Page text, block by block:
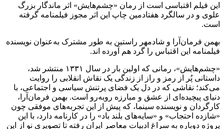
این فیلم اقتباسی است از رمان «چشم‌هایش» اثر ماندگار بزرگ
علوی و در سالگرد هفتادمین چاپ این اثر مجوز فیلمنامه گرفته
است.
بهمن فرمان‌آرا و شادمهر راستین به طور مشترک به‌عنوان نویسنده
فیلمنامه این اقتباس را گرد هم آورده اند.
«چشم‌هایش»، رمانی که اولین بار در سال ۱۳۳۱ منتشر شد،
داستانی پُر از رمز و راز از زندگی یک نقاش انقلابی را روایت
می‌کند؛ نقاشی که در دل یک فضای پرتنش سیاسی و اجتماعی، با
دنیای پیچیده‌ای از عشق و مبارزه روبه‌رو است. بهمن فرمان‌آرا،
کارگردان و نویسنده سینما، که پیش از این تجربه‌های موفقی چون
«شازده احتجاب» و «سایه‌های بلند باد» را در کارنامه دارد، با این
پروژه دوباره به سراغ ادبیات معاصر ایران رفته تا تصویری نو از این